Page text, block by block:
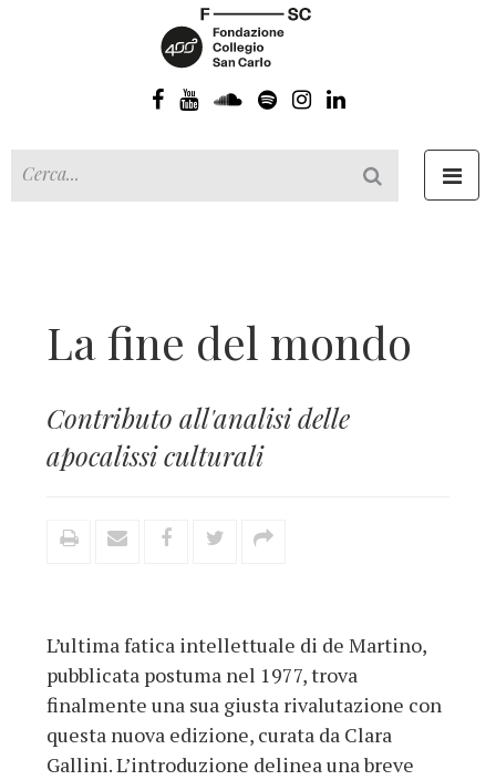
La fine del mondo
Contributo all'analisi delle
apocalissi culturali
L’ultima fatica intellettuale di de Martino,
pubblicata postuma nel 1977, trova
finalmente una sua giusta rivalutazione con
questa nuova edizione, curata da Clara
Gallini. L’introduzione delinea una breve